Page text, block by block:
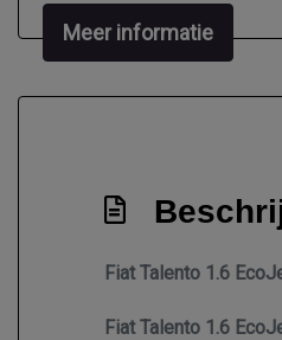
Meer informatie
Fiat Talento 1.6
Fiat Talento 1.6